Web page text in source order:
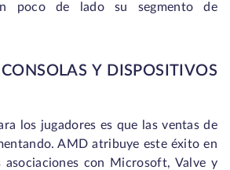
poco de lado su segmento de
Y DISPOSITIVOS
los jugadores es que las ventas de
AMD atribuye este éxito en
asociaciones con Microsoft, Valve y